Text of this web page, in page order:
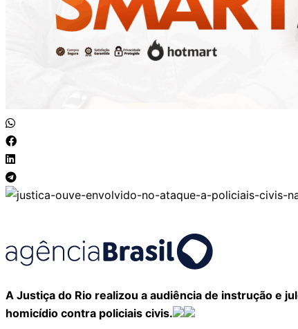
A Justiça do Rio realizou a audiência de instrução e
homicídio contra policiais civis.